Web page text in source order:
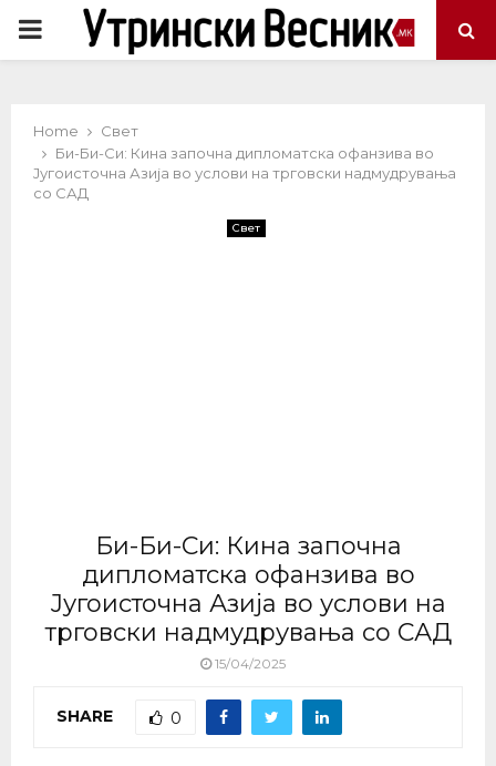
PRIMARY
Home
Свет
Би-Би-Си: Кина започна дипломатска офанзива во
Југоисточна Азија во услови на трговски надмудрувања
со САД
Свет
Би-Би-Си: Кина започна
дипломатска офанзива во
Југоисточна Азија во услови на
трговски надмудрувања со САД
15/04/2025
SHARE 0